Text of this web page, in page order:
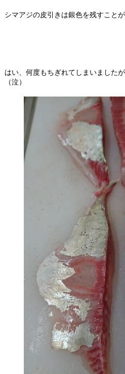
シマアジの皮引きは銀色を残すこと
はい、何度もちぎれてしまいました
（泣）